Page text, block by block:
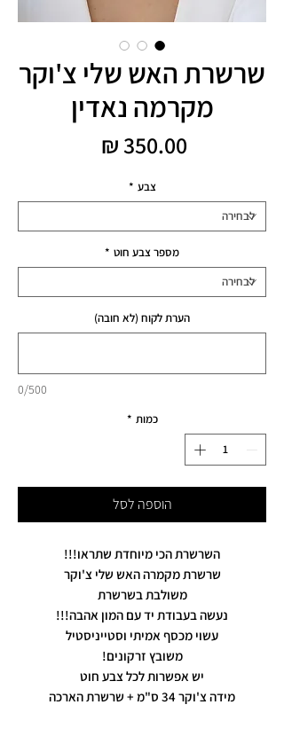
שרשרת האש שלי צ'וקר
מקרמה נאדין
צבע *
מספר צבע חוט *
הערת לקוח (לא חובה)
0/500
כמות *
הוספה לסל
השרשרת הכי מיוחדת שתראו!!!
שרשרת מקמרה האש שלי צ'וקר
משולבת בשרשרת
נעשה בעבודת יד עם המון אהבה!!!
עשוי מכסף אמיתי וסטייניסטיל
משובץ זרקונים!
יש אפשרות לכל צבע חוט
מידה צ'וקר 34 ס"מ + שרשרת הארכה